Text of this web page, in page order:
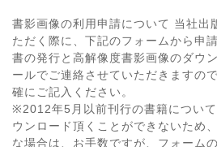
書影画像の利用申請について 当社出
ただく際に、下記のフォームから申
書の発行と高解像度書影画像のダウ
ールでご連絡させていただきますの
確にご記入ください。
※2012年5月以前刊行の書籍につい
ウンロード頂くことができないため
な場合は、お手数ですが、フォーム